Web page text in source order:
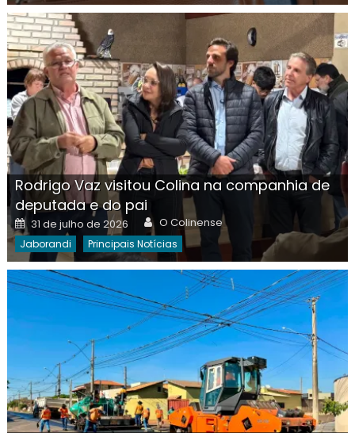
Rodrigo Vaz visitou Colina na companhia de
deputada e do pai
Posted
on
31 de julho de 2026 Author
O Colinense
Jaborandi Principais Notícias